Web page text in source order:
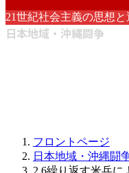
21世紀社会主義の思想
日本地域・沖縄闘争
フロントページ
日本地域・沖縄闘
2.6繰り返す米兵に